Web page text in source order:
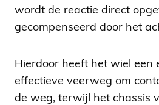
wordt de reactie direct
gecompenseerd door het
Hierdoor heeft het wiel een
effectieve veerweg om
de weg, terwijl het chassis